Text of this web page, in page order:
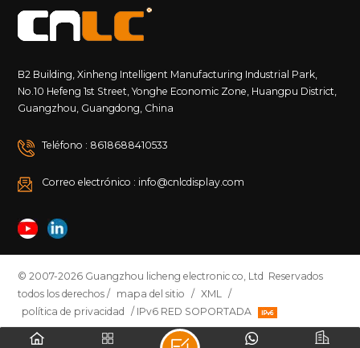
B2 Building, Xinheng Intelligent Manufacturing Industrial Park,
No.10 Hefeng 1st Street, Yonghe Economic Zone, Huangpu District,
Guangzhou, Guangdong, China
Teléfono : 8618688410533
Correo electrónico : info@cnlcdisplay.com
© 2007-2026 Guangzhou licheng electronic co, Ltd Reservados
todos los derechos / mapa del sitio / XML
/
política de privacidad
/ IPv6 RED SOPORTADA